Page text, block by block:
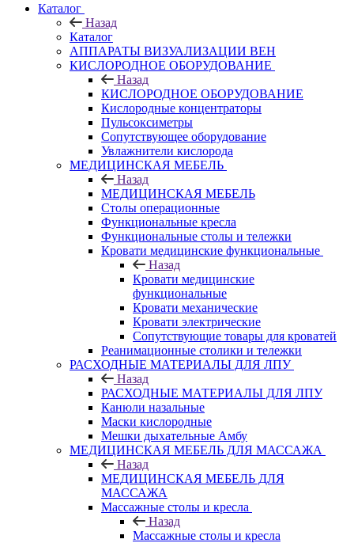
Каталог
Назад
Каталог
АППАРАТЫ ВИЗУАЛИЗАЦИИ ВЕН
КИСЛОРОДНОЕ ОБОРУДОВАНИЕ
Назад
КИСЛОРОДНОЕ ОБОРУДОВАНИЕ
Кислородные концентраторы
Пульсоксиметры
Сопутствующее оборудование
Увлажнители кислорода
МЕДИЦИНСКАЯ МЕБЕЛЬ
Назад
МЕДИЦИНСКАЯ МЕБЕЛЬ
Столы операционные
Функциональные кресла
Функциональные столы и тележки
Кровати медицинские функциональные
Назад
Кровати медицинские
функциональные
Кровати механические
Кровати электрические
Сопутствующие товары для кроватей
Реанимационные столики и тележки
РАСХОДНЫЕ МАТЕРИАЛЫ ДЛЯ ЛПУ
Назад
РАСХОДНЫЕ МАТЕРИАЛЫ ДЛЯ ЛПУ
Канюли назальные
Маски кислородные
Мешки дыхательные Амбу
МЕДИЦИНСКАЯ МЕБЕЛЬ ДЛЯ МАССАЖА
Назад
МЕДИЦИНСКАЯ МЕБЕЛЬ ДЛЯ
МАССАЖА
Массажные столы и кресла
Назад
Массажные столы и кресла